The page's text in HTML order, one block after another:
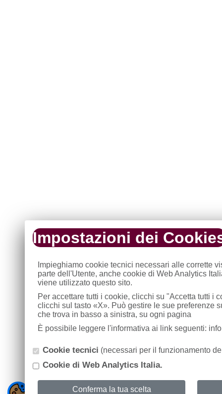
Impostazioni dei
Impieghiamo cookie tecnici necessari alle corrette
parte dell'Utente, anche cookie di Web Analytics
viene utilizzato questo sito.
Per accettare tutti i cookie, clicchi su "Accetta tutti i
clicchi sul tasto «X». Può gestire le sue preferenze
che trova in basso a sinistra, su ogni pagina
È possibile leggere l'informativa ai link seguenti:
Cookie tecnici (necessari per il funzionamento
Cookie di Web Analytics Italia.
Conferma la tua scelta